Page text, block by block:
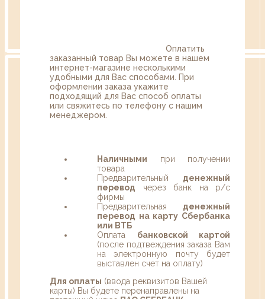
Оплатить
заказанный товар Вы можете в нашем
интернет-магазине несколькими
удобными для Вас способами. При
оформлении заказа укажите
подходящий для Вас способ оплаты
или свяжитесь по телефону с нашим
менеджером.
Наличными при получении
товара
Предварительный денежный
перевод через банк на р/с
фирмы
Предварительная денежный
перевод на карту Сбербанка
или ВТБ
Оплата банковской картой
(после подтвеждения заказа Вам
на электронную почту будет
выставлен счет на оплату)
Для оплаты (ввода реквизитов Вашей
карты) Вы будете перенаправлены на